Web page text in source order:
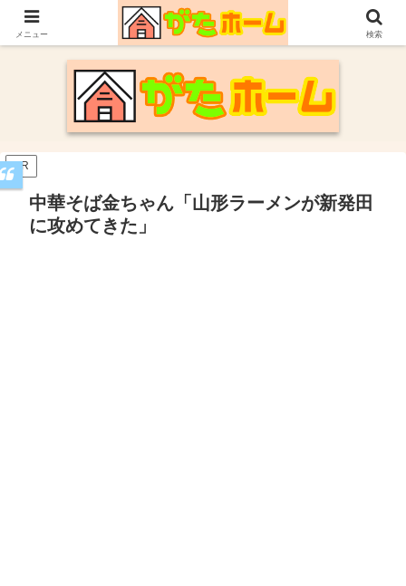
30代施主が自身の新潟での家づくり体験や参考にした情報についてまとめてい
ます。
PR
中華そば金ちゃん「山形ラーメンが新発田
に攻めてきた」
メニュー 検索